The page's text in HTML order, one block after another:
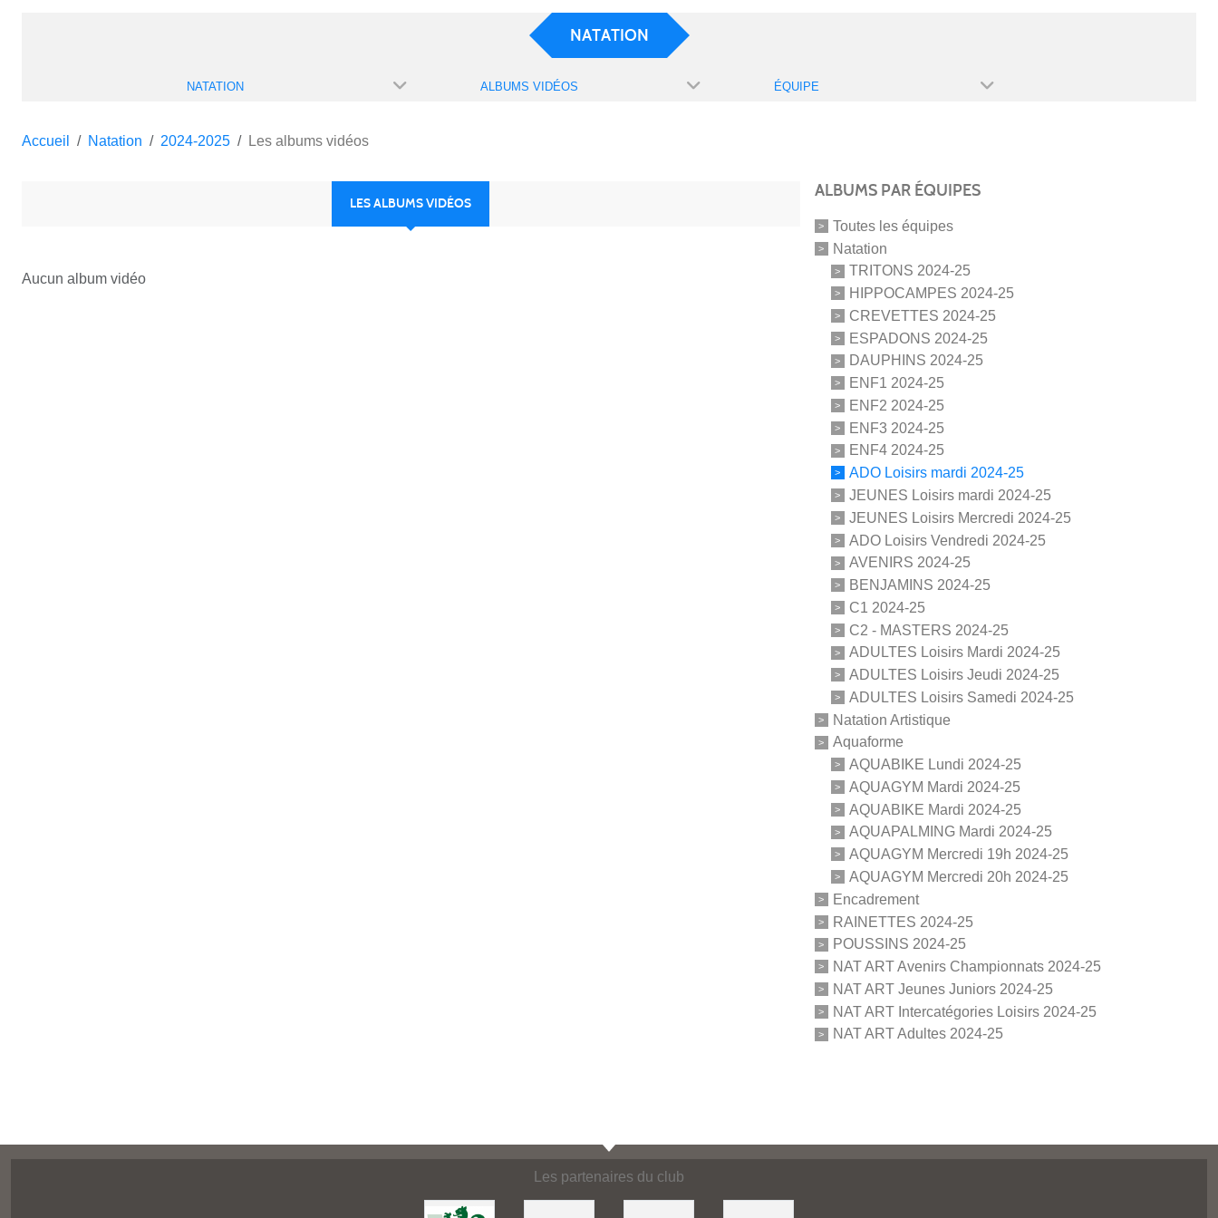
NATATION
NATATION ALBUMS VIDÉOS ÉQUIPE
Accueil Natation 2024-2025 Les albums vidéos
LES ALBUMS VIDÉOS
Aucun album vidéo
ALBUMS PAR ÉQUIPES
Toutes les équipes
Natation
TRITONS 2024-25
HIPPOCAMPES 2024-25
CREVETTES 2024-25
ESPADONS 2024-25
DAUPHINS 2024-25
ENF1 2024-25
ENF2 2024-25
ENF3 2024-25
ENF4 2024-25
ADO Loisirs mardi 2024-25
JEUNES Loisirs mardi 2024-25
JEUNES Loisirs Mercredi 2024-25
ADO Loisirs Vendredi 2024-25
AVENIRS 2024-25
BENJAMINS 2024-25
C1 2024-25
C2 - MASTERS 2024-25
ADULTES Loisirs Mardi 2024-25
ADULTES Loisirs Jeudi 2024-25
ADULTES Loisirs Samedi 2024-25
Natation Artistique
Aquaforme
AQUABIKE Lundi 2024-25
AQUAGYM Mardi 2024-25
AQUABIKE Mardi 2024-25
AQUAPALMING Mardi 2024-25
AQUAGYM Mercredi 19h 2024-25
AQUAGYM Mercredi 20h 2024-25
Encadrement
RAINETTES 2024-25
POUSSINS 2024-25
NAT ART Avenirs Championnats 2024-25
NAT ART Jeunes Juniors 2024-25
NAT ART Intercatégories Loisirs 2024-25
NAT ART Adultes 2024-25
Les partenaires du club